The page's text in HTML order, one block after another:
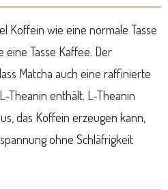
Koffein wie eine normale Tasse
eine Tasse Kaffee. Der
Matcha auch eine raffinierte
Theanin enthält. L-Theanin
das Koffein erzeugen kann,
ohne Schläfrigkeit